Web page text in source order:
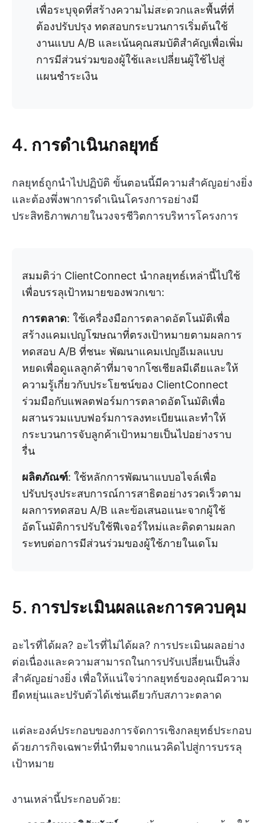
เพื่อระบุจุดที่สร้างความไม่สะดวกและพื้นที่ที่
ต้องปรับปรุง ทดสอบกระบวนการเริ่มต้นใช้
งานแบบ A/B และเน้นคุณสมบัติสำคัญเพื่อเพิ่ม
การมีส่วนร่วมของผู้ใช้และเปลี่ยนผู้ใช้ไปสู่
แผนชำระเงิน
4. การดำเนินกลยุทธ์
กลยุทธ์ถูกนำไปปฏิบัติ ขั้นตอนนี้มีความสำคัญอย่างยิ่ง
และต้องพึ่งพาการดำเนินโครงการอย่างมี
ประสิทธิภาพภายในวงจรชีวิตการบริหารโครงการ
สมมติว่า ClientConnect นำกลยุทธ์เหล่านี้ไปใช้
เพื่อบรรลุเป้าหมายของพวกเขา:
การตลาด: ใช้เครื่องมือการตลาดอัตโนมัติเพื่อ
สร้างแคมเปญโฆษณาที่ตรงเป้าหมายตามผลการ
ทดสอบ A/B ที่ชนะ พัฒนาแคมเปญอีเมลแบบ
หยดเพื่อดูแลลูกค้าที่มาจากโซเชียลมีเดียและให้
ความรู้เกี่ยวกับประโยชน์ของ ClientConnect
ร่วมมือกับแพลตฟอร์มการตลาดอัตโนมัติเพื่อ
ผสานรวมแบบฟอร์มการลงทะเบียนและทำให้
กระบวนการจับลูกค้าเป้าหมายเป็นไปอย่างราบ
รื่น
ผลิตภัณฑ์: ใช้หลักการพัฒนาแบบอไจล์เพื่อ
ปรับปรุงประสบการณ์การสาธิตอย่างรวดเร็วตาม
ผลการทดสอบ A/B และข้อเสนอแนะจากผู้ใช้
อัตโนมัติการปรับใช้ฟีเจอร์ใหม่และติดตามผลก
ระทบต่อการมีส่วนร่วมของผู้ใช้ภายในเดโม
5. การประเมินผลและการควบคุม
อะไรที่ได้ผล? อะไรที่ไม่ได้ผล? การประเมินผลอย่าง
ต่อเนื่องและความสามารถในการปรับเปลี่ยนเป็นสิ่ง
สำคัญอย่างยิ่ง เพื่อให้แน่ใจว่ากลยุทธ์ของคุณมีความ
ยืดหยุ่นและปรับตัวได้เช่นเดียวกับสภาวะตลาด
แต่ละองค์ประกอบของการจัดการเชิงกลยุทธ์ประกอบ
ด้วยภารกิจเฉพาะที่นำทีมจากแนวคิดไปสู่การบรรลุ
เป้าหมาย
งานเหล่านี้ประกอบด้วย: